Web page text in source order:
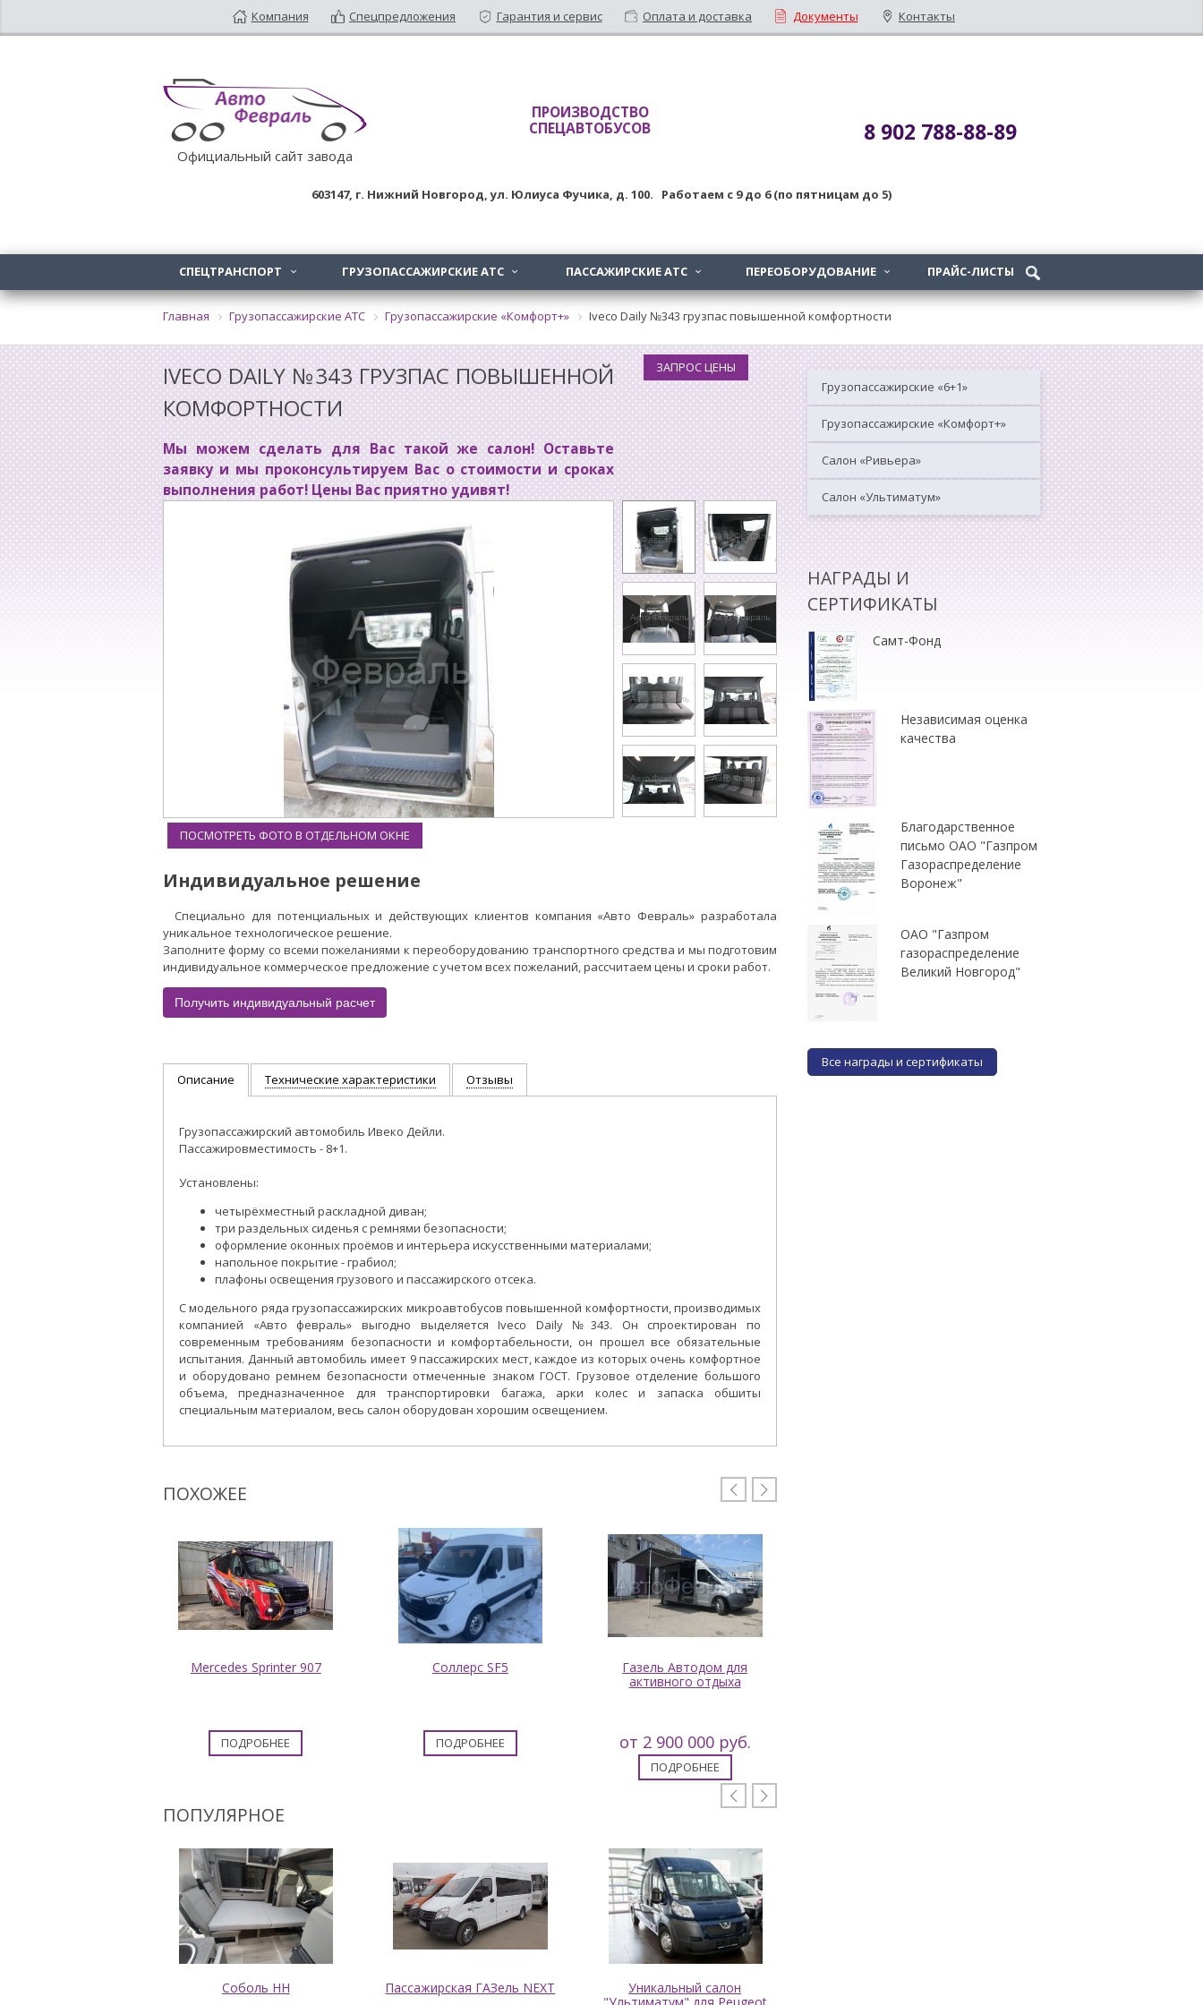
Компания Спецпредложения Гарантия и сервис Оплата и доставка Документы Контакты
Официальный сайт завода
ПРОИЗВОДСТВО
СПЕЦАВТОБУСОВ
8 902 788-88-89
603147, г. Нижний Новгород,ул. Юлиуса Фучика, д. 100. Работаем с 9до 6 (по пятницам до 5)
СПЕЦТРАНСПОРТ  ГРУЗОПАССАЖИРСКИЕ АТС  ПАССАЖИРСКИЕ АТС  ПЕРЕОБОРУДОВАНИЕ  ПРАЙС-ЛИСТЫ
Главная Грузопассажирские АТС Грузопассажирские «Комфорт+» Iveco Daily №343 грузпас повышенной комфортности
Грузопассажирские «6+1»
Грузопассажирские «Комфорт+»
Салон «Ривьера»
Салон «Ультиматум»
НАГРАДЫ И
СЕРТИФИКАТЫ
Самт-Фонд
Независимая оценка
качества
Благодарственное
письмо ОАО "Газпром
Газораспределение
Воронеж"
ОАО "Газпром
газораспределение
Великий Новгород"
Все награды и сертификаты
IVECO DAILY №343 ГРУЗПАС ПОВЫШЕННОЙ
КОМФОРТНОСТИ
Мы можем сделать для Вас такой же салон! Оставьте
заявку и мы проконсультируем Вас о стоимости и сроках
выполнения работ! Цены Вас приятно удивят!
ЗАПРОС ЦЕНЫ
ПОСМОТРЕТЬ ФОТО В ОТДЕЛЬНОМ ОКНЕ
Индивидуальное решение
Специально для потенциальных и действующих клиентов компания «Авто Февраль» разработала
уникальное технологическое решение.
Заполните форму со всеми пожеланиями к переоборудованию транспортного средства и мы подготовим
индивидуальное коммерческое предложение с учетом всех пожеланий, рассчитаем цены и сроки работ.
Получить индивидуальный расчет
Описание Технические характеристики Отзывы
Грузопассажирский автомобиль Ивеко Дейли.
Пассажировместимость - 8+1.
Установлены:
четырёхместный раскладной диван;
три раздельных сиденья с ремнями безопасности;
оформление оконных проёмов и интерьера искусственными материалами;
напольное покрытие - грабиол;
плафоны освещения грузового и пассажирского отсека.
С модельного ряда грузопассажирских микроавтобусов повышенной комфортности, производимых
компанией «Авто февраль» выгодно выделяется Iveco Daily №343. Он спроектирован по
современным требованиям безопасности и комфортабельности, он прошел все обязательные
испытания. Данный автомобиль имеет 9 пассажирских мест, каждое из которых очень комфортное
и оборудовано ремнем безопасности отмеченные знаком ГОСТ. Грузовое отделение большого
объема, предназначенное для транспортировки багажа, арки колес и запаска обшиты
специальным материалом, весь салон оборудован хорошим освещением.
 
ПОХОЖЕЕ
Mercedes Sprinter 907
ПОДРОБНЕЕ
Соллерс SF5
ПОДРОБНЕЕ
Газель Автодом для
активного отдыха
от 2 900 000 руб.
ПОДРОБНЕЕ
 
ПОПУЛЯРНОЕ
Соболь НН Пассажирская ГАЗель NEXT
Уникальный салон